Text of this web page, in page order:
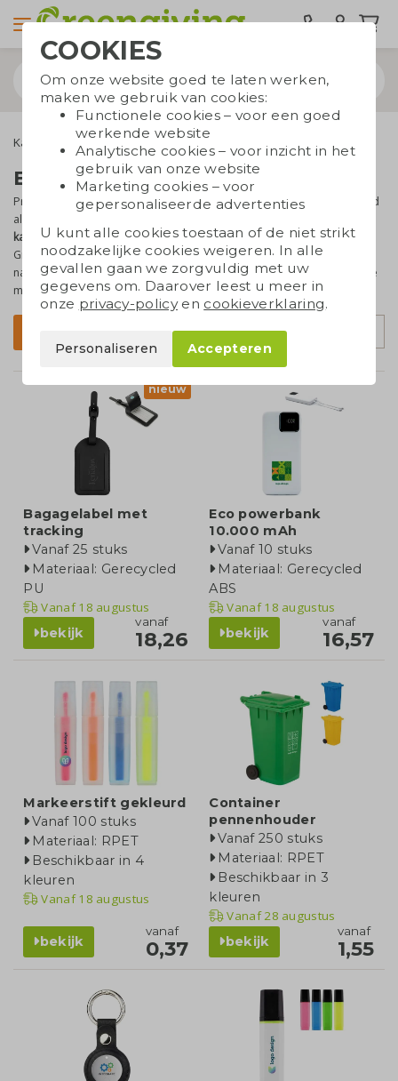
Kantoorartikelen Ecologische kantoorartikelen
Ecologische kantoorartikelen
Producten als notitieboekjes en pennenbakjes doen het altijd goed
als promotieartikelen. Ze zijn ook gewoon erg
kantoor . Als je net iets meer wilt uitstralen, dan ben je bij
Greengiving aan het juiste adres. Onze relatiegeschenken zijn
namelijk ookduurzaam. Je draagt dus bij aan een beter milieu én je
maakt je bedrijf of organisatiedagelijks zichtbaar.
Sorteer op
nieuw
Bagagelabel met
tracking
Vanaf 25 stuks
Materiaal: Gerecycled
PU
Vanaf18 augustus
bekijk
vanaf
18,26
Eco powerbank
10.000 mAh
Vanaf 10 stuks
Materiaal: Gerecycled
ABS
Vanaf18 augustus
bekijk
vanaf
16,57
Markeerstift gekleurd
Vanaf 100 stuks
Materiaal: RPET
Beschikbaar in 4
kleuren
Vanaf18 augustus
bekijk
vanaf
0,37
Container
pennenhouder
Vanaf 250 stuks
Materiaal: RPET
Beschikbaar in 3
kleuren
Vanaf28 augustus
bekijk
vanaf
1,55
COOKIES
Om onze website goed te laten werken,
maken we gebruik van cookies:
Functionele cookies – voor een goed
werkende website
Analytische cookies – voor inzicht in het
gebruik van onze website
Marketing cookies – voor
gepersonaliseerde advertenties
U kunt alle cookies toestaan of de niet strikt
noodzakelijke cookies weigeren. In alle
gevallen gaan we zorgvuldig met uw
gegevens om. Daarover leest u meer in
onze privacy-policyen cookieverklaring.
Personaliseren Accepteren